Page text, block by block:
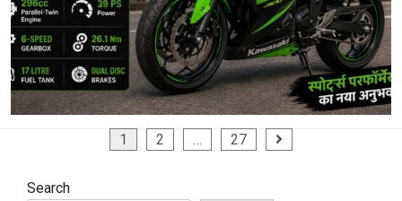
1 2 … 27
Search